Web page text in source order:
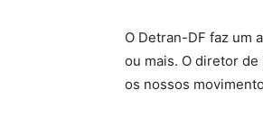
O Detran-DF faz um
ou mais. O diretor de
os nossos